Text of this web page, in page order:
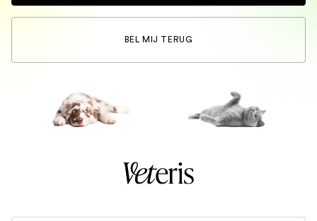
BEL MIJ TERUG